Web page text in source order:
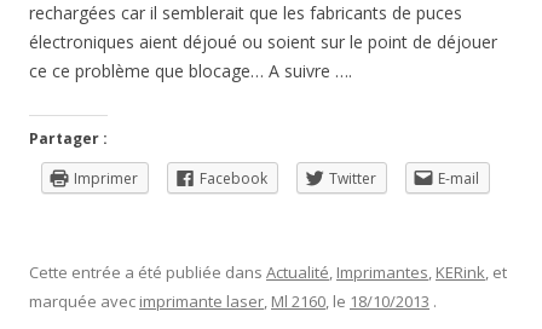
rechargées car il semblerait que les fabricants de puces
électroniques aient déjoué ou soient sur le point de déjouer
ce ce problème que blocage… A suivre ….
Partager :
Imprimer
Facebook Twitter E-mail
Cette entrée a été publiée dans Actualité, Imprimantes, KERink, et
marquée avec imprimante laser, Ml 2160, le 18/10/2013 .